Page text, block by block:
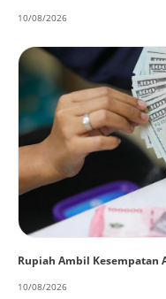
10/08/2026
Rupiah Ambil Kesempatan
10/08/2026